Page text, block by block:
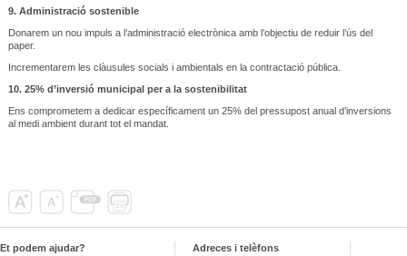
9. Administració sostenible
Donarem un nou impuls a l’administració electrònica amb l’objectiu de reduir l’ús del
paper.
Incrementarem les clàusules socials i ambientals en la contractació pública.
10. 25% d’inversió municipal per a la sostenibilitat
Ens comprometem a dedicar específicament un 25% del pressupost anual d’inversions
al medi ambient durant tot el mandat.
Et podem ajudar?
Adreces i telèfons